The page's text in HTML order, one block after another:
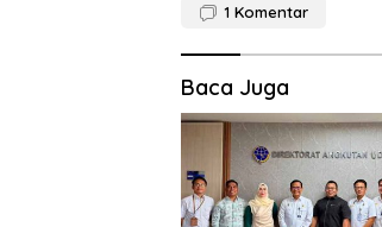
1 Komentar
Baca Juga